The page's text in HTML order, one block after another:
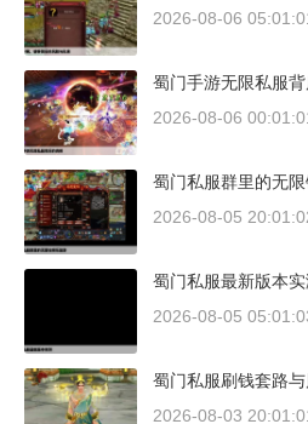
2026-08-06
蜀门手游无限私服
2026-08-06
蜀门私服群里的无
2026-08-05
蜀门私服最新版本实
2026-08-05
蜀门私服刷钱套路
2026-08-03